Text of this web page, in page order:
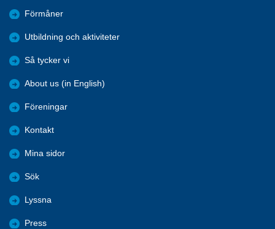
Förmåner
Utbildning och aktiviteter
Så tycker vi
About us (in English)
Föreningar
Kontakt
Mina sidor
Sök
Lyssna
Press